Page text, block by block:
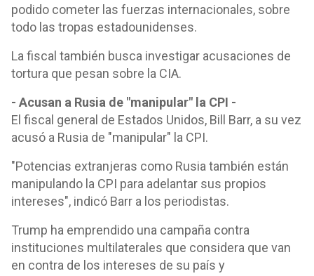
podido cometer las fuerzas internacionales, sobre
todo las tropas estadounidenses.
La fiscal también busca investigar acusaciones de
tortura que pesan sobre la CIA.
- Acusan a Rusia de "manipular" la CPI -
El fiscal general de Estados Unidos, Bill Barr, a su vez
acusó a Rusia de "manipular" la CPI.
"Potencias extranjeras como Rusia también están
manipulando la CPI para adelantar sus propios
intereses", indicó Barr a los periodistas.
Trump ha emprendido una campaña contra
instituciones multilaterales que considera que van
en contra de los intereses de su país y